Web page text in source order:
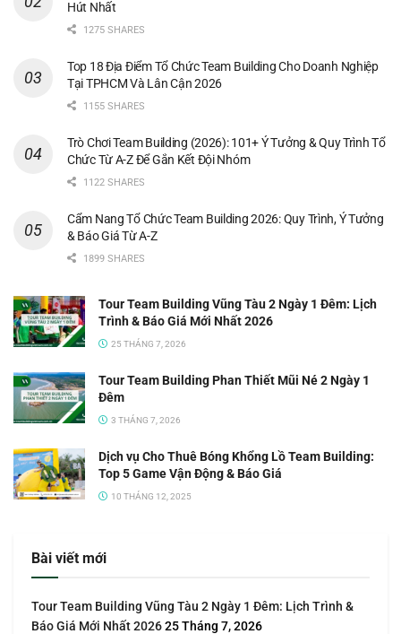
Hút Nhất
1275 SHARES
Top 18 Địa Điểm Tổ Chức Team Building Cho Doanh Nghiệp
Tại TPHCM Và Lân Cận 2026
1155 SHARES
Trò Chơi Team Building (2026): 101+ Ý Tưởng & Quy Trình Tổ
Chức Từ A-Z Để Gắn Kết Đội Nhóm
1122 SHARES
Cẩm Nang Tổ Chức Team Building 2026: Quy Trình, Ý Tưởng
& Báo Giá Từ A-Z
1899 SHARES
Tour Team Building Vũng Tàu 2 Ngày 1 Đêm: Lịch
Trình & Báo Giá Mới Nhất 2026
25 THÁNG 7, 2026
Tour Team Building Phan Thiết Mũi Né 2 Ngày 1
Đêm
3 THÁNG 7, 2026
Dịch vụ Cho Thuê Bóng Khổng Lồ Team Building:
Top 5 Game Vận Động & Báo Giá
10 THÁNG 12, 2025
Bài viết mới
Tour Team Building Vũng Tàu 2 Ngày 1 Đêm: Lịch Trình &
Báo Giá Mới Nhất 202625 Tháng 7, 2026